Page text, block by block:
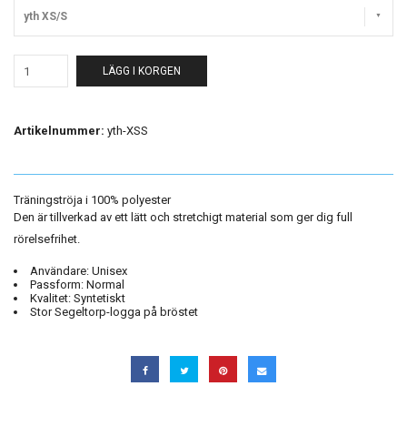
yth XS/S
LÄGG I KORGEN
Artikelnummer: yth-XSS
Träningströja i 100% polyester
Den är tillverkad av ett lätt och stretchigt material som ger dig full
rörelsefrihet.
Användare: Unisex
Passform: Normal
Kvalitet: Syntetiskt
Stor Segeltorp-logga på bröstet